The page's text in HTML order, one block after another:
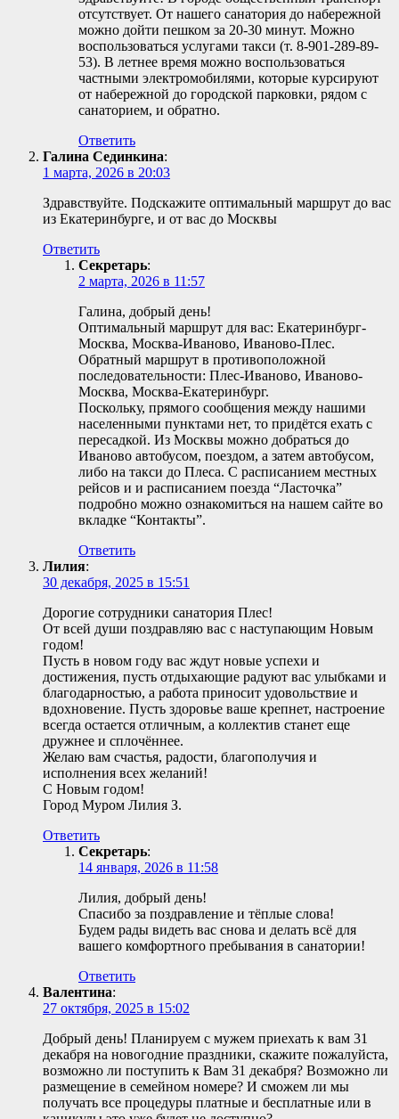
отсутствует. От нашего санатория до набережной
можно дойти пешком за 20-30 минут. Можно
воспользоваться услугами такси (т. 8-901-289-89-
53). В летнее время можно воспользоваться
частными электромобилями, которые курсируют
от набережной до городской парковки, рядом с
санаторием, и обратно.
Ответить
Галина Сединкина:
1 марта, 2026 в 20:03
Здравствуйте. Подскажите оптимальный маршрут до вас
из Екатеринбурге, и от вас до Москвы
Ответить
Секретарь:
2 марта, 2026 в 11:57
Галина, добрый день!
Оптимальный маршрут для вас: Екатеринбург-
Москва, Москва-Иваново, Иваново-Плес.
Обратный маршрут в противоположной
последовательности: Плес-Иваново, Иваново-
Москва, Москва-Екатеринбург.
Поскольку, прямого сообщения между нашими
населенными пунктами нет, то придётся ехать с
пересадкой. Из Москвы можно добраться до
Иваново автобусом, поездом, а затем автобусом,
либо на такси до Плеса. С расписанием местных
рейсов и и расписанием поезда “Ласточка”
подробно можно ознакомиться на нашем сайте во
вкладке “Контакты”.
Ответить
Лилия:
30 декабря, 2025 в 15:51
Дорогие сотрудники санатория Плес!
От всей души поздравляю вас с наступающим Новым
годом!
Пусть в новом году вас ждут новые успехи и
достижения, пусть отдыхающие радуют вас улыбками и
благодарностью, а работа приносит удовольствие и
вдохновение. Пусть здоровье ваше крепнет, настроение
всегда остается отличным, а коллектив станет еще
дружнее и сплочённее.
Желаю вам счастья, радости, благополучия и
исполнения всех желаний!
С Новым годом!
Город Муром Лилия З.
Ответить
Секретарь:
14 января, 2026 в 11:58
Лилия, добрый день!
Спасибо за поздравление и тёплые слова!
Будем рады видеть вас снова и делать всё для
вашего комфортного пребывания в санатории!
Ответить
Валентина:
27 октября, 2025 в 15:02
Добрый день! Планируем с мужем приехать к вам 31
декабря на новогодние праздники, скажите пожалуйста,
возможно ли поступить к Вам 31 декабря? Возможно ли
размещение в семейном номере? И сможем ли мы
получать все процедуры платные и бесплатные или в